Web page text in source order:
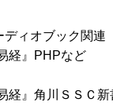
ィオブック関連
経』PHPなど
経』角川ＳＳＣ